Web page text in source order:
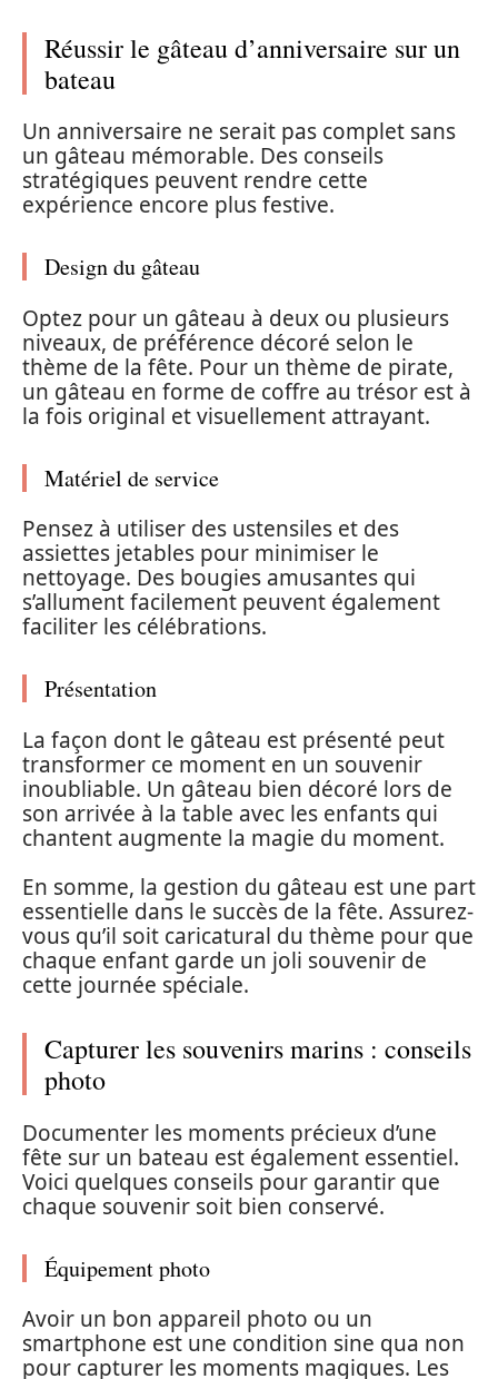
Réussir le gâteau d’anniversaire sur un
bateau
Un anniversaire ne serait pas complet sans
un gâteau mémorable. Des conseils
stratégiques peuvent rendre cette
expérience encore plus festive.
Design du gâteau
Optez pour un gâteau à deux ou plusieurs
niveaux, de préférence décoré selon le
thème de la fête. Pour un thème de pirate,
un gâteau en forme de coffre au trésor est à
la fois original et visuellement attrayant.
Matériel de service
Pensez à utiliser des ustensiles et des
assiettes jetables pour minimiser le
nettoyage. Des bougies amusantes qui
s’allument facilement peuvent également
faciliter les célébrations.
Présentation
La façon dont le gâteau est présenté peut
transformer ce moment en un souvenir
inoubliable. Un gâteau bien décoré lors de
son arrivée à la table avec les enfants qui
chantent augmente la magie du moment.
En somme, la gestion du gâteau est une part
essentielle dans le succès de la fête. Assurez-
vous qu’il soit caricatural du thème pour que
chaque enfant garde un joli souvenir de
cette journée spéciale.
Capturer les souvenirs marins : conseils
photo
Documenter les moments précieux d’une
fête sur un bateau est également essentiel.
Voici quelques conseils pour garantir que
chaque souvenir soit bien conservé.
Équipement photo
Avoir un bon appareil photo ou un
smartphone est une condition sine qua non
pour capturer les moments magiques. Les